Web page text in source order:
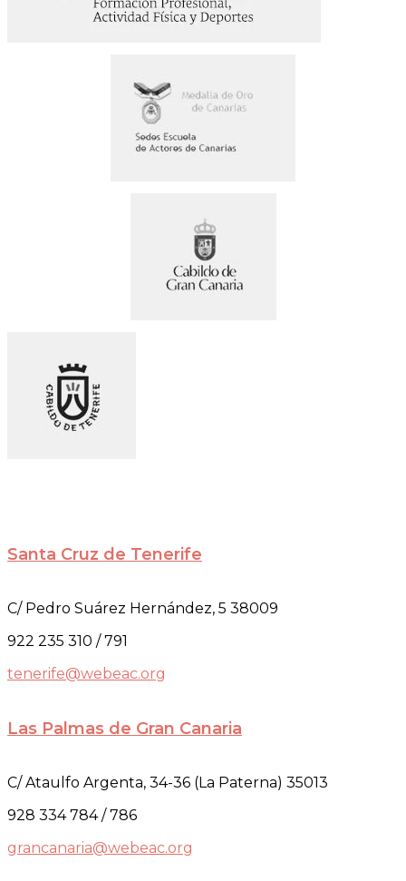
Santa Cruz de Tenerife
C/ Pedro Suárez Hernández, 5 38009
922 235 310 / 791
tenerife@webeac.org
Las Palmas de Gran Canaria
C/ Ataulfo Argenta, 34-36 (La Paterna) 35013
928 334 784 / 786
grancanaria@webeac.org